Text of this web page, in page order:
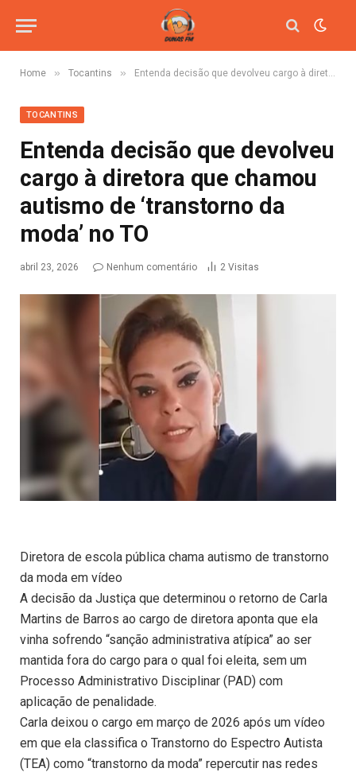
Home » Tocantins » Entenda decisão que devolveu cargo à diretora que chamou autismo de ‘transtorno da moda’ no TO
TOCANTINS
Entenda decisão que devolveu
cargo à diretora que chamou
autismo de ‘transtorno da
moda’ no TO
abril 23, 2026 Nenhum comentário 2 Visitas
Diretora de escola pública chama autismo de transtorno
da moda em vídeo
A decisão da Justiça que determinou o retorno de Carla
Martins de Barros ao cargo de diretora aponta que ela
vinha sofrendo “sanção administrativa atípica” ao ser
mantida fora do cargo para o qual foi eleita, sem um
Processo Administrativo Disciplinar (PAD) com
aplicação de penalidade.
Carla deixou o cargo em março de 2026 após um vídeo
em que ela classifica o Transtorno do Espectro Autista
(TEA) como “transtorno da moda” repercutir nas redes